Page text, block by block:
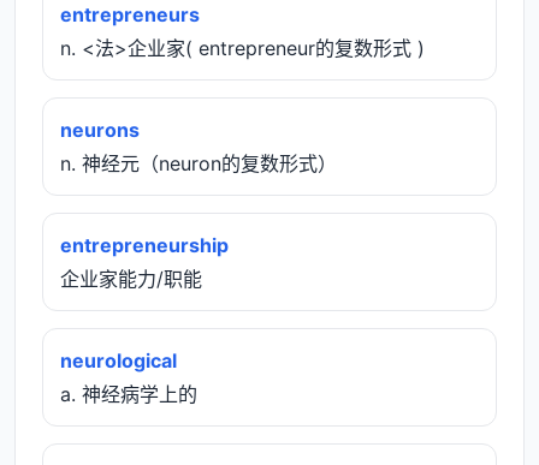
entrepreneurs
n. <法>企业家( entrepreneur的复数形式 )
neurons
n. 神经元（neuron的复数形式）
entrepreneurship
企业家能力/职能
neurological
a. 神经病学上的